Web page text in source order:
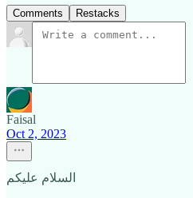
Comments Restacks
Faisal
Oct 2, 2023
السلام عليكم